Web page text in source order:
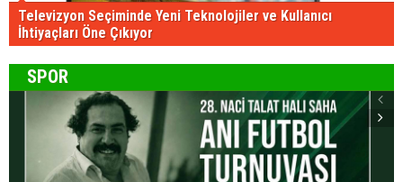
Televizyon Seçiminde Yeni Teknolojiler ve Kullanıcı
İhtiyaçları Öne Çıkıyor
SPOR